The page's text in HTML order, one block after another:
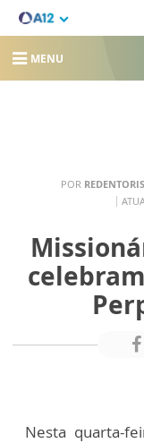
MENU
POR
Nesta quarta-